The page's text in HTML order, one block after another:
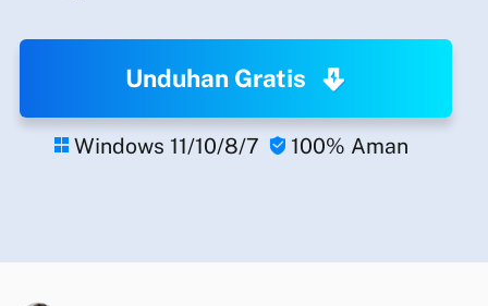
Unduhan Gratis
 Windows 11/10/8/7  100% Aman